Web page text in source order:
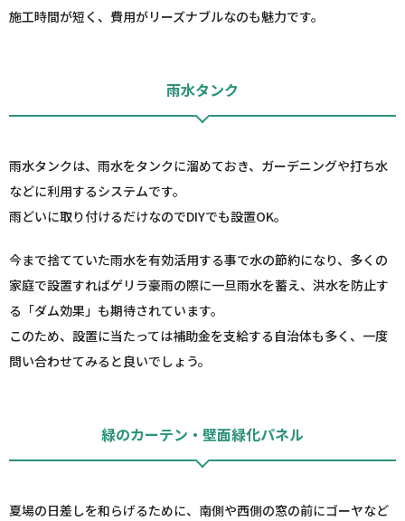
施工時間が短く、費用がリーズナブルなのも魅力です。
雨水タンク
雨水タンクは、雨水をタンクに溜めておき、ガーデニングや打ち水
などに利用するシステムです。
雨どいに取り付けるだけなのでDIYでも設置OK。
今まで捨てていた雨水を有効活用する事で水の節約になり、多くの
家庭で設置すればゲリラ豪雨の際に一旦雨水を蓄え、洪水を防止す
る「ダム効果」も期待されています。
このため、設置に当たっては補助金を支給する自治体も多く、一度
問い合わせてみると良いでしょう。
緑のカーテン・壁面緑化パネル
夏場の日差しを和らげるために、南側や西側の窓の前にゴーヤなど